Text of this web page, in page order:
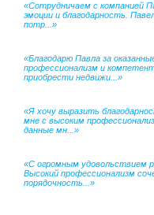
«Сотрудничаем с компанией
эмоции и благодарность.
потр...»
«Благодарю Павла за
профессионализм и
приобрести недвижи...»
«Я хочу выразить
мне с высоким
данные мн...»
«С огромным удовольствием
Высокий профессионализм
порядочность...»